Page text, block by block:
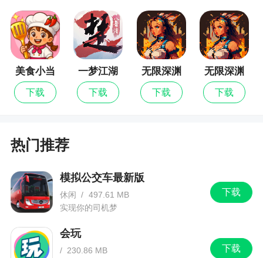
美食小当
家
下载
一梦江湖
下载
无限深渊
下载
无限深渊
最新版
下载
热门推荐
下载
模拟公交车最新版
休闲 / 497.61 MB
实现你的司机梦
下载
会玩
/ 230.86 MB